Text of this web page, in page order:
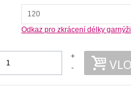
120
Odkaz pro zkrácení délky garnýži
-
+